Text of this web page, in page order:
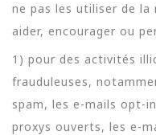
ne pas les utiliser de la
aider, encourager ou
1) pour des activités
frauduleuses,
spam, les e-mails opt-
proxys ouverts, les e-